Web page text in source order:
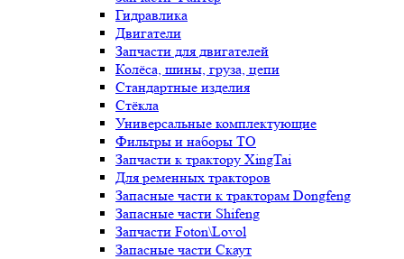
Гидравлика
Двигатели
Запчасти для двигателей
Колёса, шины, груза, цепи
Стандартные изделия
Стёкла
Универсальные комплектующие
Фильтры и наборы ТО
Запчасти к трактору XingTai
Для ременных тракторов
Запасные части к тракторам Dongfeng
Запасные части Shifeng
Запчасти Foton\Lovol
Запасные части Скаут